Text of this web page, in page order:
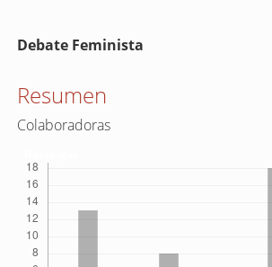
Contenido
del
artículo
Debate Feminista
Resumen
Colaboradoras